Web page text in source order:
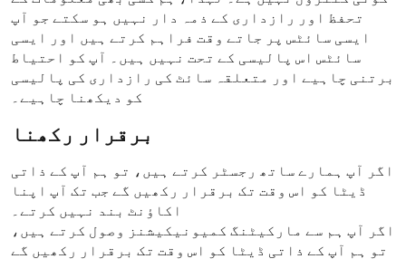
تحفظ اور رازداری کے ذمہ دار نہیں ہو سکتے جو آپ
ایسی سائٹس پر جاتے وقت فراہم کرتے ہیں اور ایسی
سائٹس اس پالیسی کے تحت نہیں ہیں۔ آپ کو احتیاط
برتنی چاہیے اور متعلقہ سائٹ کی رازداری کی پالیسی
کو دیکھنا چاہیے۔
برقرار رکھنا
اگر آپ ہمارے ساتھ رجسٹر کرتے ہیں، تو ہم آپ کے ذاتی
ڈیٹا کو اس وقت تک برقرار رکھیں گے جب تک آپ اپنا
اکاؤنٹ بند نہیں کرتے۔
اگر آپ ہم سے مارکیٹنگ کمیونیکیشنز وصول کرتے ہیں،
تو ہم آپ کے ذاتی ڈیٹا کو اس وقت تک برقرار رکھیں گے